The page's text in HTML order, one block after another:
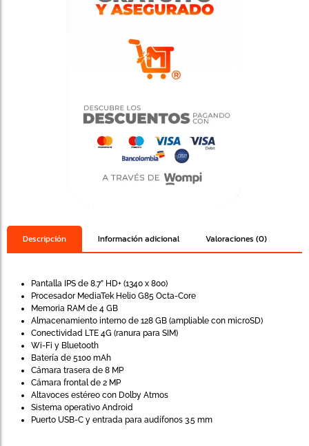
Descripción Información adicional Valoraciones (0)
Pantalla IPS de 8.7” HD+ (1340 x 800)
Procesador MediaTek Helio G85 Octa-Core
Memoria RAM de 4 GB
Almacenamiento interno de 128 GB (ampliable con microSD)
Conectividad LTE 4G (ranura para SIM)
Wi-Fi y Bluetooth
Batería de 5100 mAh
Cámara trasera de 8 MP
Cámara frontal de 2 MP
Altavoces estéreo con Dolby Atmos
Sistema operativo Android
Puerto USB-C y entrada para audífonos 3.5 mm